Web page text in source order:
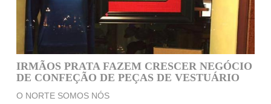
IRMÃOS PRATA FAZEM CRESCER NEGÓCIO
DE CONFEÇÃO DE PEÇAS DE VESTUÁRIO
O NORTE SOMOS NÓS